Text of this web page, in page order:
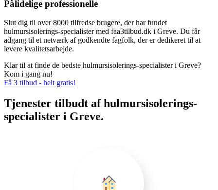
Pålidelige professionelle
Slut dig til over 8000 tilfredse brugere, der har fundet
hulmursisolerings-specialister med faa3tilbud.dk i Greve. Du får
adgang til et netværk af godkendte fagfolk, der er dedikeret til at
levere kvalitetsarbejde.
Klar til at finde de bedste hulmursisolerings-specialister i Greve?
Kom i gang nu!
Få 3 tilbud - helt gratis!
Tjenester tilbudt af hulmursisolerings-
specialister i Greve.